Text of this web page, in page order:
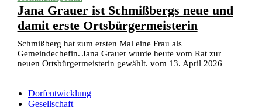
Jana Grauer ist Schmißbergs neue und
damit erste Ortsbürgermeisterin
Schmißberg hat zum ersten Mal eine Frau als
Gemeindechefin. Jana Grauer wurde heute vom Rat zur
neuen Ortsbürgermeisterin gewählt. vom 13. April 2026
Dorfentwicklung
Gesellschaft